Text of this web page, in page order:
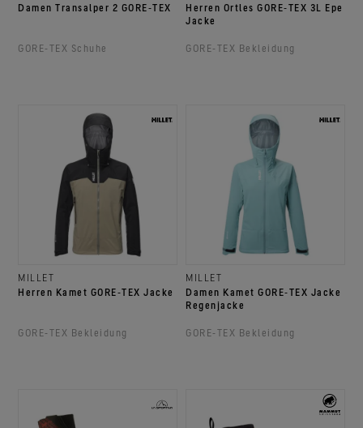
Damen Transalper 2 GORE‑TEX
GORE‑TEX Schuhe
Herren Ortles GORE‑TEX 3L Epe
Jacke
GORE‑TEX Bekleidung
MILLET
Herren Kamet GORE‑TEX Jacke
GORE‑TEX Bekleidung
MILLET
Damen Kamet GORE‑TEX Jacke
Regenjacke
GORE‑TEX Bekleidung